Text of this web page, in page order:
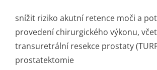
snížit riziko akutní retence moči a
provedení chirurgického výkonu,
transuretrální resekce prostaty
prostatektomie